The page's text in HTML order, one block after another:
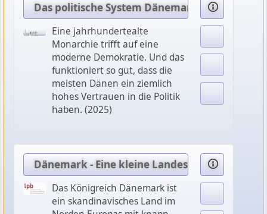
Das politische System Dänemarks
Eine jahrhundertealte
Monarchie trifft auf eine
moderne Demokratie. Und das
funktioniert so gut, dass die
meisten Dänen ein ziemlich
hohes Vertrauen in die Politik
haben. (2025)
Dänemark - Eine kleine Landeskunde
Das Königreich Dänemark ist
ein skandinavisches Land im